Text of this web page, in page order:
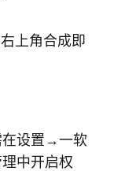
上角合成即
在设置→一软
中开启权